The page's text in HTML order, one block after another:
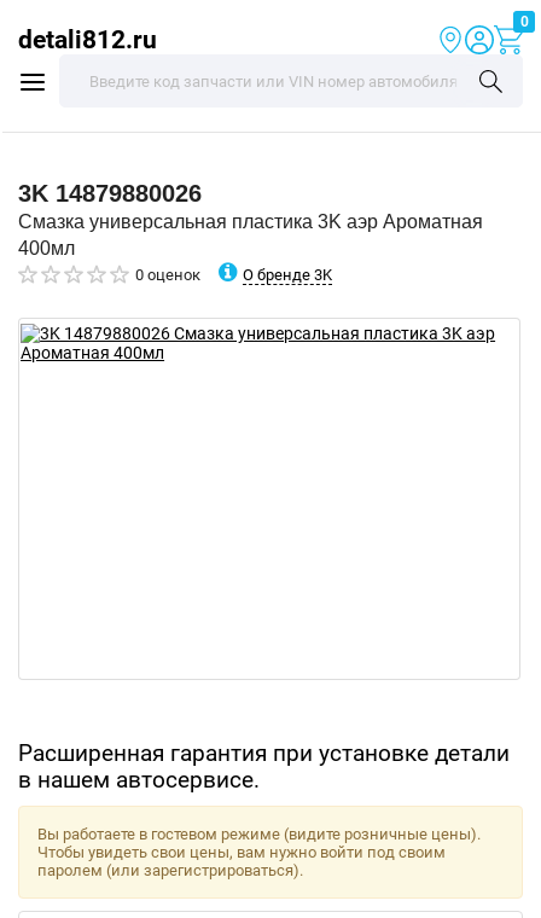
detali812.ru
0
3K 14879880026
Смазка универсальная пластика 3K аэр Ароматная
400мл
0 оценок О бренде 3K
Расширенная гарантия при установке детали
в нашем автосервисе.
Вы работаете в гостевом режиме (видите розничные цены).
Чтобы увидеть свои цены, вам нужно войти под своим
паролем (или зарегистрироваться).